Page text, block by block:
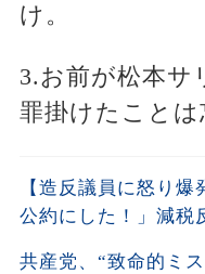
け。
3.お前が松本サ
罪掛けたことは
【造反議員に怒り
公約にした！」減税
共産党、“致命的ミ